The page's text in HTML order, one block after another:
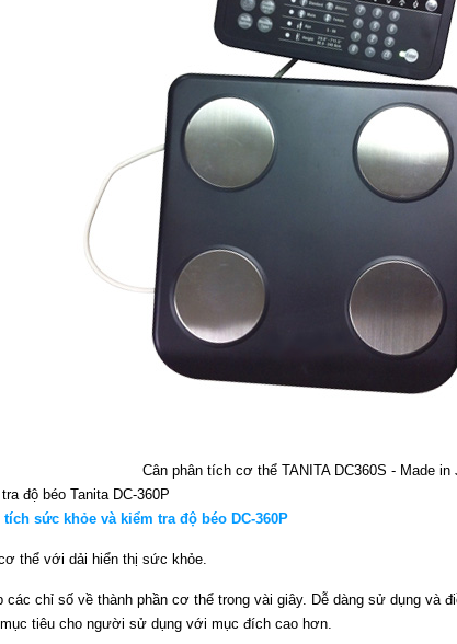
Cân phân tích cơ thể TANITA DC360S - Made in
độ béo Tanita DC-360P
tích sức khỏe và kiểm tra độ béo DC-360P
thể với dải hiển thị sức khỏe.
các chỉ số về thành phần cơ thể trong vài giây. Dễ dàng sử dụng và
tiêu cho người sử dụng với mục đích cao hơn.